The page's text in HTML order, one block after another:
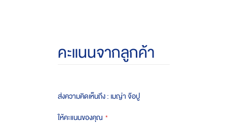
คะแนนจากลูกค้า
ส่งความคิดเห็นถึง : เมญ่า จ๊อปู
ให้คะแนนของคุณ